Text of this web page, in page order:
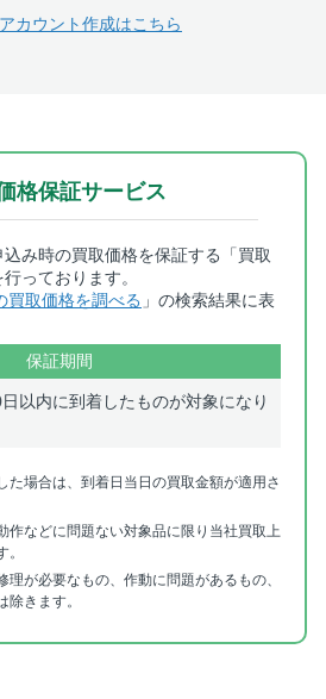
カウント作成はこちら
格保証サービス
み時の買取価格を保証する「買取
っております。
買取価格を調べる 」の検索結果に表
保証期間
以内に到着したものが対象になり
場合は、到着日当日の買取金額が適用さ
作などに問題ない対象品に限り当社買取上
が必要なもの、作動に問題があるもの、
除きます。